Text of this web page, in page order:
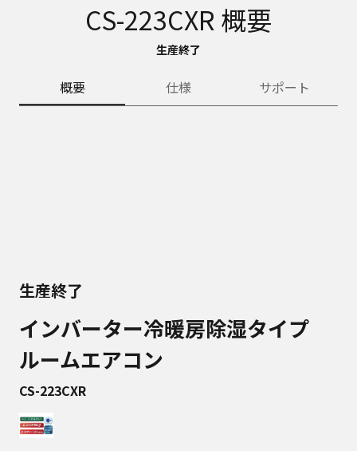
CS-223CXR 概要
生産終了
概要 仕様 サポート
生産終了
インバーター冷暖房除湿タイプ
ルームエアコン
CS-223CXR